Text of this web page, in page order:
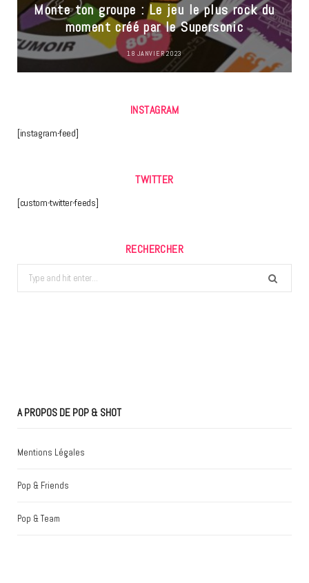
Monte ton groupe : Le jeu le plus rock du
moment créé par le Supersonic
18 JANVIER 2023
INSTAGRAM
[instagram-feed]
TWITTER
[custom-twitter-feeds]
RECHERCHER
Search
for:
A PROPOS DE POP & SHOT
Mentions Légales
Pop & Friends
Pop & Team